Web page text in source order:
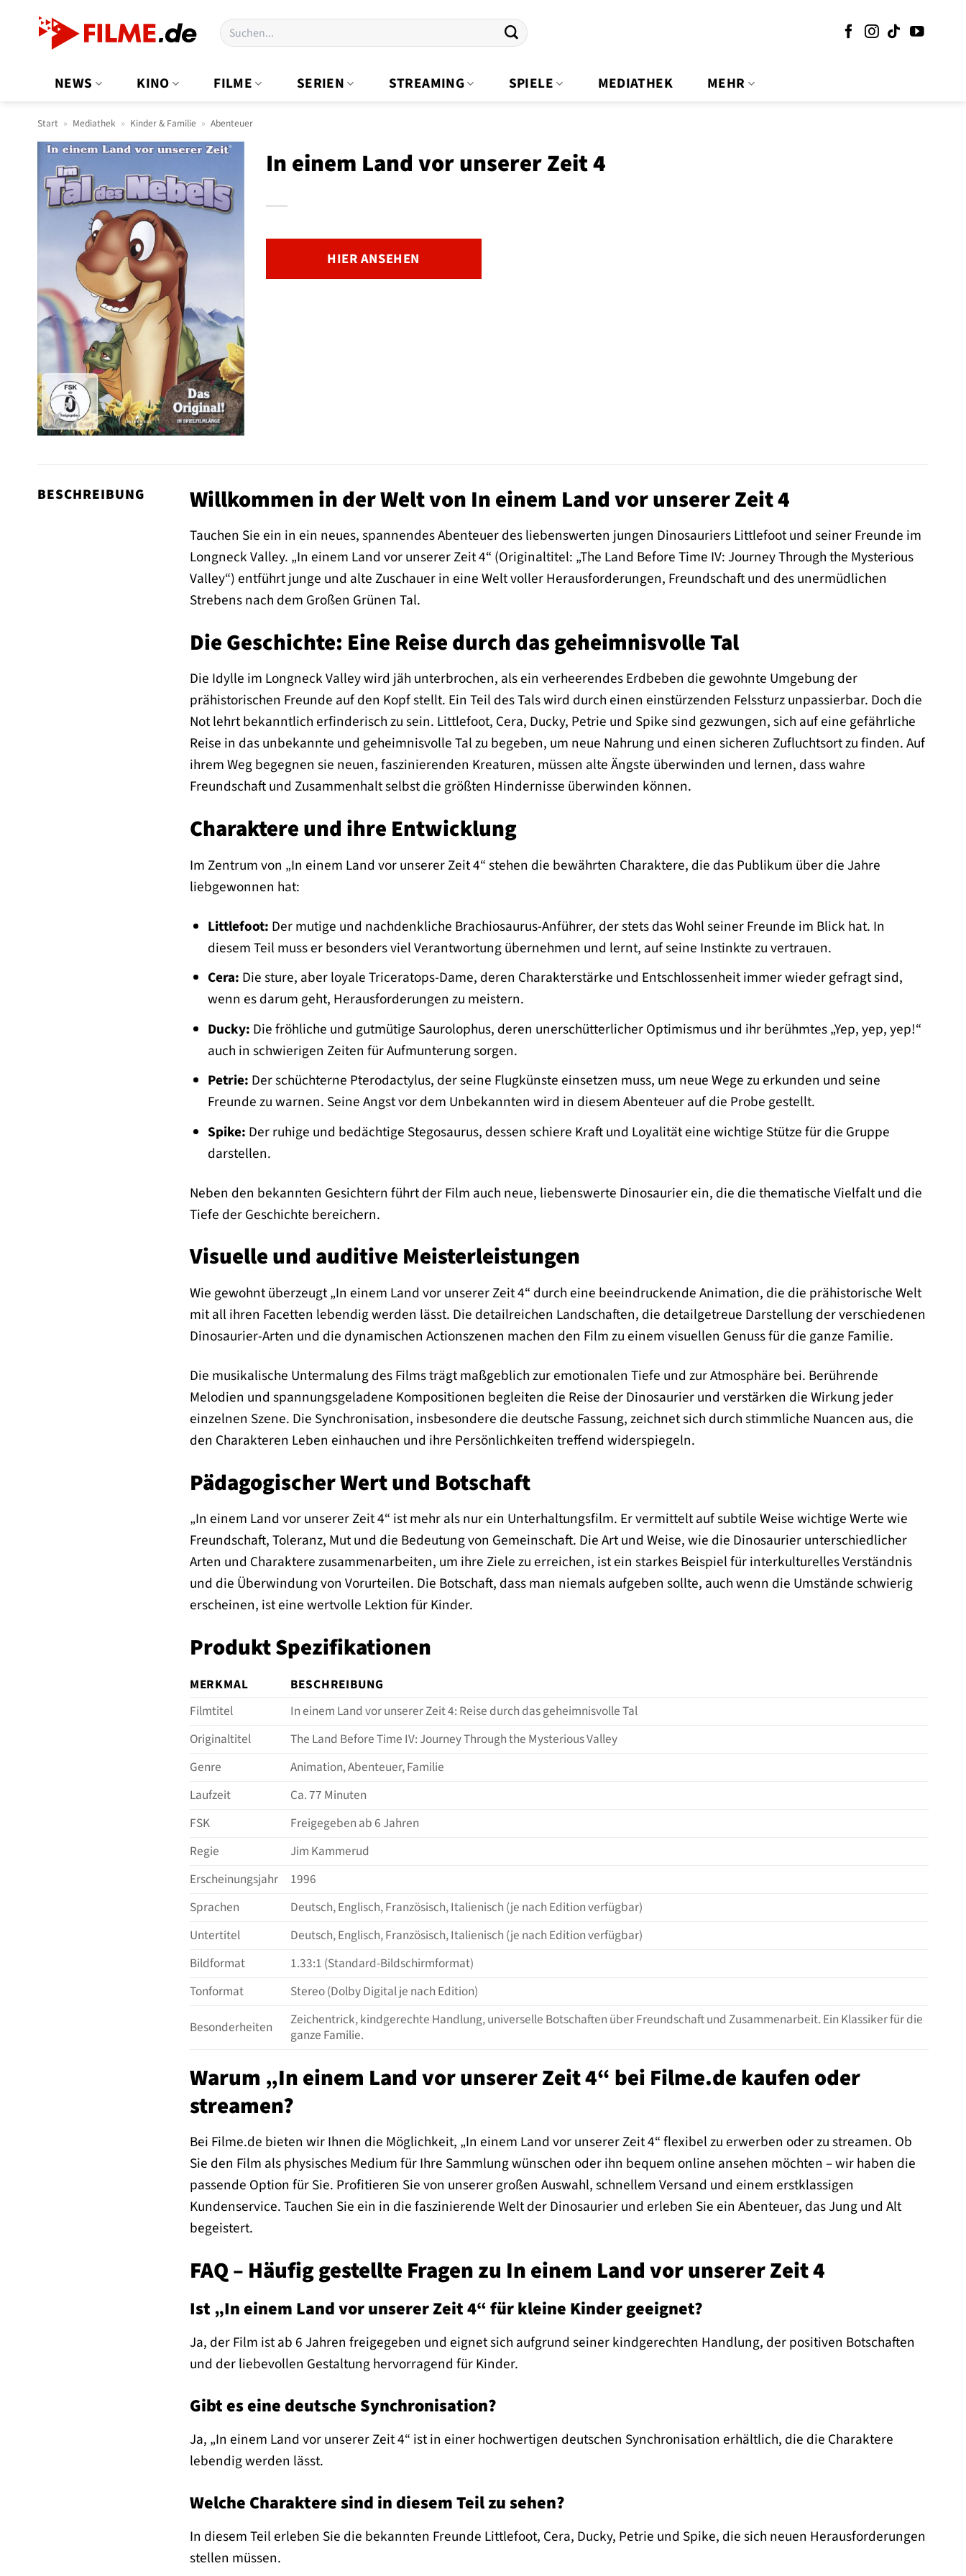
Suchen
nach:
NEWS KINO FILME SERIEN STREAMING SPIELE MEDIATHEK MEHR
Start » Mediathek » Kinder & Familie » Abenteuer
In einem Land vor unserer Zeit 4
HIER ANSEHEN
BESCHREIBUNG Willkommen in der Welt von In einem Land vor unserer Zeit 4
Tauchen Sie ein in ein neues, spannendes Abenteuer des liebenswerten jungen Dinosauriers Littlefoot und seiner Freunde im
Longneck Valley. „In einem Land vor unserer Zeit 4“ (Originaltitel: „The Land Before Time IV: Journey Through the Mysterious
Valley“) entführt junge und alte Zuschauer in eine Welt voller Herausforderungen, Freundschaft und des unermüdlichen
Strebens nach dem Großen Grünen Tal.
Die Geschichte: Eine Reise durch das geheimnisvolle Tal
Die Idylle im Longneck Valley wird jäh unterbrochen, als ein verheerendes Erdbeben die gewohnte Umgebung der
prähistorischen Freunde auf den Kopf stellt. Ein Teil des Tals wird durch einen einstürzenden Felssturz unpassierbar. Doch die
Not lehrt bekanntlich erfinderisch zu sein. Littlefoot, Cera, Ducky, Petrie und Spike sind gezwungen, sich auf eine gefährliche
Reise in das unbekannte und geheimnisvolle Tal zu begeben, um neue Nahrung und einen sicheren Zufluchtsort zu finden. Auf
ihrem Weg begegnen sie neuen, faszinierenden Kreaturen, müssen alte Ängste überwinden und lernen, dass wahre
Freundschaft und Zusammenhalt selbst die größten Hindernisse überwinden können.
Charaktere und ihre Entwicklung
Im Zentrum von „In einem Land vor unserer Zeit 4“ stehen die bewährten Charaktere, die das Publikum über die Jahre
liebgewonnen hat:
Littlefoot: Der mutige und nachdenkliche Brachiosaurus-Anführer, der stets das Wohl seiner Freunde im Blick hat. In
diesem Teil muss er besonders viel Verantwortung übernehmen und lernt, auf seine Instinkte zu vertrauen.
Cera: Die sture, aber loyale Triceratops-Dame, deren Charakterstärke und Entschlossenheit immer wieder gefragt sind,
wenn es darum geht, Herausforderungen zu meistern.
Ducky: Die fröhliche und gutmütige Saurolophus, deren unerschütterlicher Optimismus und ihr berühmtes „Yep, yep, yep!“
auch in schwierigen Zeiten für Aufmunterung sorgen.
Petrie: Der schüchterne Pterodactylus, der seine Flugkünste einsetzen muss, um neue Wege zu erkunden und seine
Freunde zu warnen. Seine Angst vor dem Unbekannten wird in diesem Abenteuer auf die Probe gestellt.
Spike: Der ruhige und bedächtige Stegosaurus, dessen schiere Kraft und Loyalität eine wichtige Stütze für die Gruppe
darstellen.
Neben den bekannten Gesichtern führt der Film auch neue, liebenswerte Dinosaurier ein, die die thematische Vielfalt und die
Tiefe der Geschichte bereichern.
Visuelle und auditive Meisterleistungen
Wie gewohnt überzeugt „In einem Land vor unserer Zeit 4“ durch eine beeindruckende Animation, die die prähistorische Welt
mit all ihren Facetten lebendig werden lässt. Die detailreichen Landschaften, die detailgetreue Darstellung der verschiedenen
Dinosaurier-Arten und die dynamischen Actionszenen machen den Film zu einem visuellen Genuss für die ganze Familie.
Die musikalische Untermalung des Films trägt maßgeblich zur emotionalen Tiefe und zur Atmosphäre bei. Berührende
Melodien und spannungsgeladene Kompositionen begleiten die Reise der Dinosaurier und verstärken die Wirkung jeder
einzelnen Szene. Die Synchronisation, insbesondere die deutsche Fassung, zeichnet sich durch stimmliche Nuancen aus, die
den Charakteren Leben einhauchen und ihre Persönlichkeiten treffend widerspiegeln.
Pädagogischer Wert und Botschaft
„In einem Land vor unserer Zeit 4“ ist mehr als nur ein Unterhaltungsfilm. Er vermittelt auf subtile Weise wichtige Werte wie
Freundschaft, Toleranz, Mut und die Bedeutung von Gemeinschaft. Die Art und Weise, wie die Dinosaurier unterschiedlicher
Arten und Charaktere zusammenarbeiten, um ihre Ziele zu erreichen, ist ein starkes Beispiel für interkulturelles Verständnis
und die Überwindung von Vorurteilen. Die Botschaft, dass man niemals aufgeben sollte, auch wenn die Umstände schwierig
erscheinen, ist eine wertvolle Lektion für Kinder.
Produkt Spezifikationen
MERKMAL
BESCHREIBUNG
Filmtitel
In einem Land vor unserer Zeit 4: Reise durch das geheimnisvolle Tal
Originaltitel
The Land Before Time IV: Journey Through the Mysterious Valley
Genre
Animation, Abenteuer, Familie
Laufzeit
Ca. 77 Minuten
FSK
Freigegeben ab 6 Jahren
Regie
Jim Kammerud
Erscheinungsjahr
1996
Sprachen
Deutsch, Englisch, Französisch, Italienisch (je nach Edition verfügbar)
Untertitel
Deutsch, Englisch, Französisch, Italienisch (je nach Edition verfügbar)
Bildformat
1.33:1 (Standard-Bildschirmformat)
Tonformat
Stereo (Dolby Digital je nach Edition)
Besonderheiten
Zeichentrick, kindgerechte Handlung, universelle Botschaften über Freundschaft und Zusammenarbeit. Ein Klassiker für die
ganze Familie.
Warum „In einem Land vor unserer Zeit 4“ bei Filme.de kaufen oder
streamen?
Bei Filme.de bieten wir Ihnen die Möglichkeit, „In einem Land vor unserer Zeit 4“ flexibel zu erwerben oder zu streamen. Ob
Sie den Film als physisches Medium für Ihre Sammlung wünschen oder ihn bequem online ansehen möchten – wir haben die
passende Option für Sie. Profitieren Sie von unserer großen Auswahl, schnellem Versand und einem erstklassigen
Kundenservice. Tauchen Sie ein in die faszinierende Welt der Dinosaurier und erleben Sie ein Abenteuer, das Jung und Alt
begeistert.
FAQ – Häufig gestellte Fragen zu In einem Land vor unserer Zeit 4
Ist „In einem Land vor unserer Zeit 4“ für kleine Kinder geeignet?
Ja, der Film ist ab 6 Jahren freigegeben und eignet sich aufgrund seiner kindgerechten Handlung, der positiven Botschaften
und der liebevollen Gestaltung hervorragend für Kinder.
Gibt es eine deutsche Synchronisation?
Ja, „In einem Land vor unserer Zeit 4“ ist in einer hochwertigen deutschen Synchronisation erhältlich, die die Charaktere
lebendig werden lässt.
Welche Charaktere sind in diesem Teil zu sehen?
In diesem Teil erleben Sie die bekannten Freunde Littlefoot, Cera, Ducky, Petrie und Spike, die sich neuen Herausforderungen
stellen müssen.